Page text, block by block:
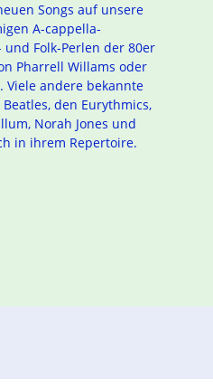
Songs auf unsere
A-cappella-
und Folk-Perlen der 80er
Pharrell Willams oder
Viele andere bekannte
den Eurythmics,
Norah Jones und
in ihrem Repertoire.